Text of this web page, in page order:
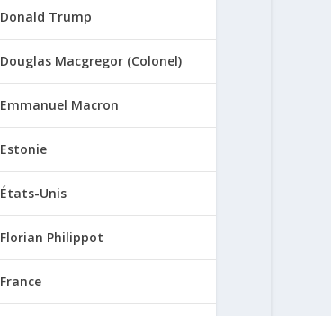
Donald Trump
Douglas Macgregor (Colonel)
Emmanuel Macron
Estonie
États-Unis
Florian Philippot
France